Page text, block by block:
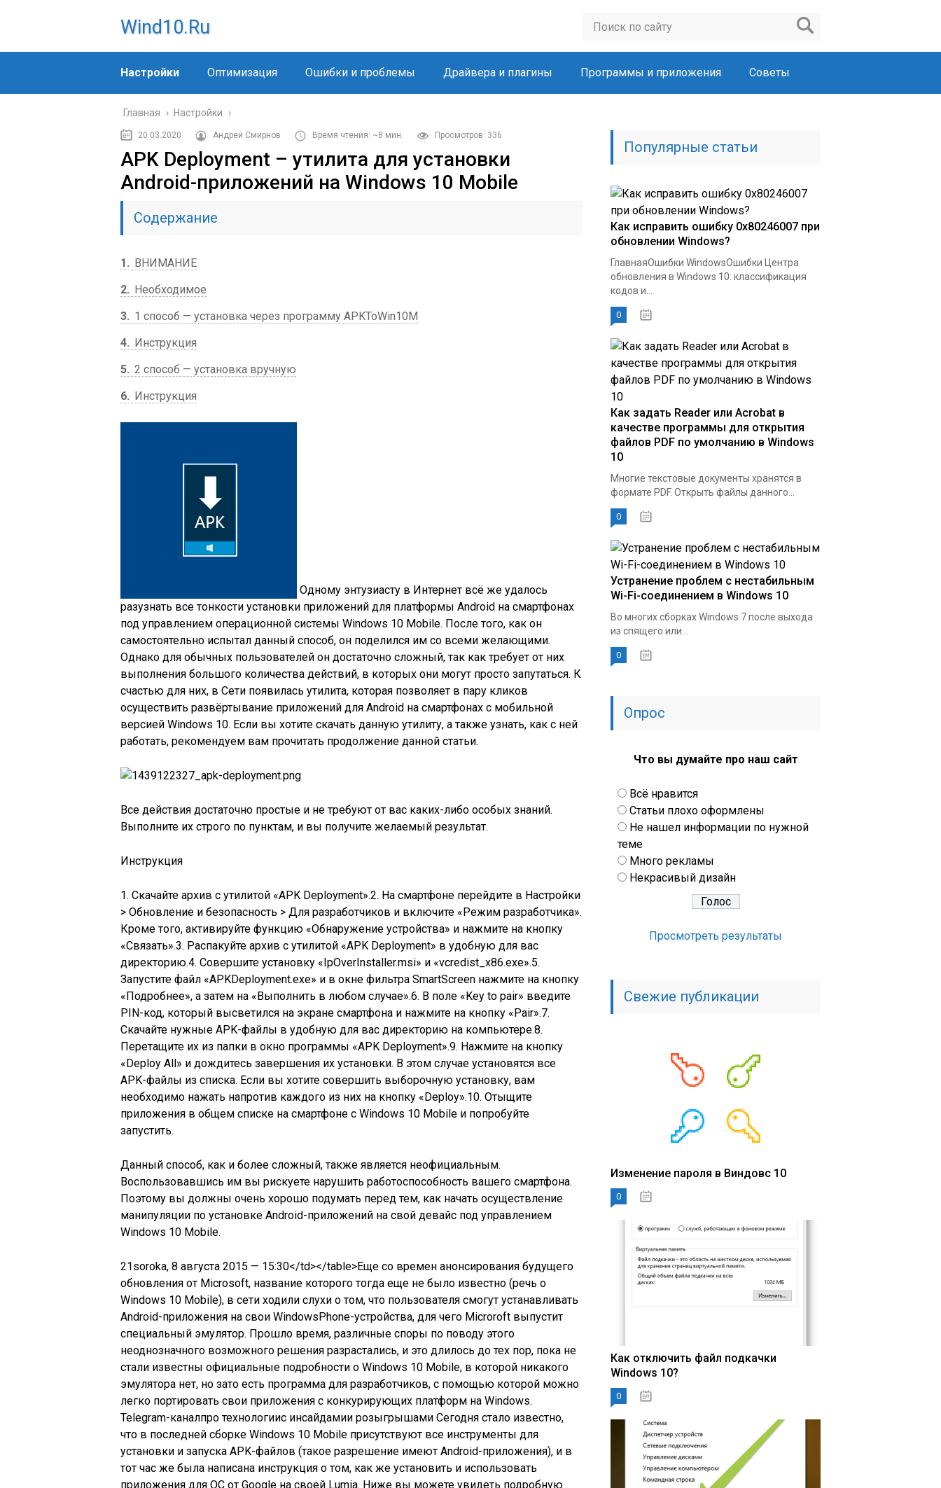
Wind10.ru
Настройки Оптимизация Ошибки и проблемы Драйвера и плагины Программы и приложения Советы
Главная › Настройки ›
20.03.2020 Андрей Смирнов Время чтения: ~8 мин. Просмотров: 336
APK Deployment – утилита для установки
Android-приложений на Windows 10 Mobile
Содержание
1
ВНИМАНИЕ
2
Необходимое
3
1 способ — установка через программу APKToWin10M
4
Инструкция
5 2 способ — установка вручную
6
Инструкция
Одному энтузиасту в Интернет всё же удалось
разузнать все тонкости установки приложений для платформы Android на смартфонах
под управлением операционной системы Windows 10 Mobile. После того, как он
самостоятельно испытал данный способ, он поделился им со всеми желающими.
Однако для обычных пользователей он достаточно сложный, так как требует от них
выполнения большого количества действий, в которых они могут просто запутаться. К
счастью для них, в Сети появилась утилита, которая позволяет в пару кликов
осуществить развёртывание приложений для Android на смартфонах с мобильной
версией Windows 10. Если вы хотите скачать данную утилиту, а также узнать, как с ней
работать, рекомендуем вам прочитать продолжение данной статьи.
Все действия достаточно простые и не требуют от вас каких-либо особых знаний.
Выполните их строго по пунктам, и вы получите желаемый результат.
Инструкция
1. Скачайте архив с утилитой «APK Deployment».2. На смартфоне перейдите в Настройки
> Обновление и безопасность > Для разработчиков и включите «Режим разработчика».
Кроме того, активируйте функцию «Обнаружение устройства» и нажмите на кнопку
«Связать».3. Распакуйте архив с утилитой «APK Deployment» в удобную для вас
директорию.4. Совершите установку «IpOverInstaller.msi» и «vcredist_x86.exe».5.
Запустите файл «APKDeployment.exe» и в окне фильтра SmartScreen нажмите на кнопку
«Подробнее», а затем на «Выполнить в любом случае».6. В поле «Key to pair» введите
PIN-код, который высветился на экране смартфона и нажмите на кнопку «Pair».7.
Скачайте нужные APK-файлы в удобную для вас директорию на компьютере.8.
Перетащите их из папки в окно программы «APK Deployment».9. Нажмите на кнопку
«Deploy All» и дождитесь завершения их установки. В этом случае установятся все
APK-файлы из списка. Если вы хотите совершить выборочную установку, вам
необходимо нажать напротив каждого из них на кнопку «Deploy».10. Отыщите
приложения в общем списке на смартфоне с Windows 10 Mobile и попробуйте
запустить.
Данный способ, как и более сложный, также является неофициальным.
Воспользовавшись им вы рискуете нарушить работоспособность вашего смартфона.
Поэтому вы должны очень хорошо подумать перед тем, как начать осуществление
манипуляции по установке Android-приложений на свой девайс под управлением
Windows 10 Mobile.
21soroka, 8 августа 2015 — 15:30</td></table>Еще со времен анонсирования будущего
обновления от Microsoft, название которого тогда еще не было известно (речь о
Windows 10 Mobile), в сети ходили слухи о том, что пользователя смогут устанавливать
Android-приложения на свои WindowsPhone-устройства, для чего Microroft выпустит
специальный эмулятор. Прошло время, различные споры по поводу этого
неоднозначного возможного решения разрастались, и это длилось до тех пор, пока не
стали известны официальные подробности о Windows 10 Mobile, в которой никакого
эмулятора нет, но зато есть программа для разработчиков, с помощью которой можно
легко портировать свои приложения с конкурирующих платформ на Windows.
Telegram-каналпро технологиис инсайдамии розыгрышами Сегодня стало известно,
что в последней сборке Windows 10 Mobile присутствуют все инструменты для
установки и запуска APK-файлов (такое разрешение имеют Android-приложения), и в
тот час же была написана инструкция о том, как же установить и использовать
приложения для ОС от Google на своей Lumia. Ниже вы можете увидеть подробную
Популярные статьи
Как исправить ошибку 0x80246007 при
обновлении Windows?
ГлавнаяОшибки WindowsОшибки Центра
обновления в Windows 10: классификация
кодов и...
0
Как задать Reader или Acrobat в
качестве программы для открытия
файлов PDF по умолчанию в Windows
10
Многие текстовые документы хранятся в
формате PDF. Открыть файлы данного...
0
Устранение проблем с нестабильным
Wi-Fi-соединением в Windows 10
Во многих сборках Windows 7 после выхода
из спящего или...
0
Опрос
Что вы думайте про наш сайт
Всё нравится
Статьи плохо оформлены
Не нашел информации по нужной
теме
Много рекламы
Некрасивый дизайн
Просмотреть результаты
Свежие публикации
Изменение пароля в Виндовс 10
0
Как отключить файл подкачки
Windows 10?
0